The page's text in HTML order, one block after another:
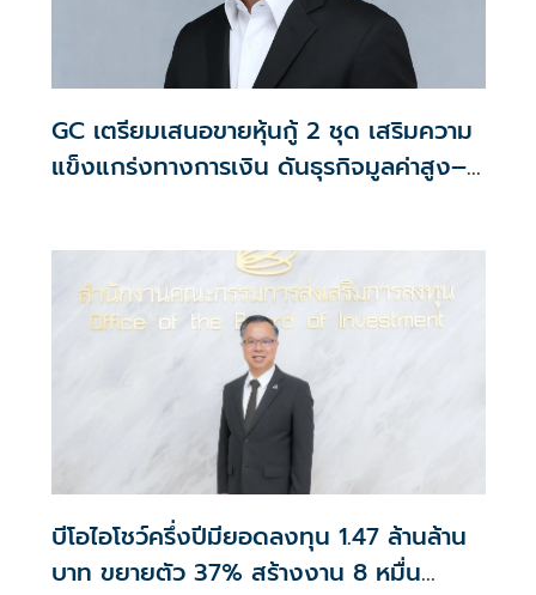
GC เตรียมเสนอขายหุ้นกู้ 2 ชุด เสริมความ
แข็งแกร่งทางการเงิน ดันธุรกิจมูลค่าสูง–
บีโอไอโชว์ครึ่งปีมียอดลงทุน 1.47 ล้านล้าน
บาท ขยายตัว 37% สร้างงาน 8 หมื่น